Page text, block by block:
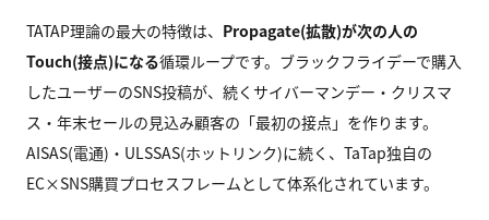
TATAP理論の最大の特徴は、 Propagate(拡散)が次の人の
Touch(接点)になる循環ループです。ブラックフライデーで購入
したユーザーのSNS投稿が、続くサイバーマンデー・クリスマ
ス・年末セールの見込み顧客の「最初の接点」を作ります。
AISAS(電通)・ULSSAS(ホットリンク)に続く、TaTap独自の
EC×SNS購買プロセスフレームとして体系化されています。